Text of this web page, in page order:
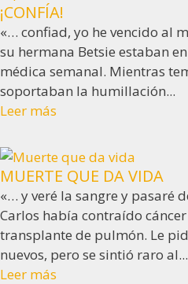
¡CONFÍA!
«… confiad, yo he vencido al
su hermana Betsie estaban
médica semanal. Mientras
soportaban la humillación...
Leer más
MUERTE QUE DA VIDA
«… y veré la sangre y pasaré
Carlos había contraído
transplante de pulmón. Le
nuevos, pero se sintió raro al...
Leer más